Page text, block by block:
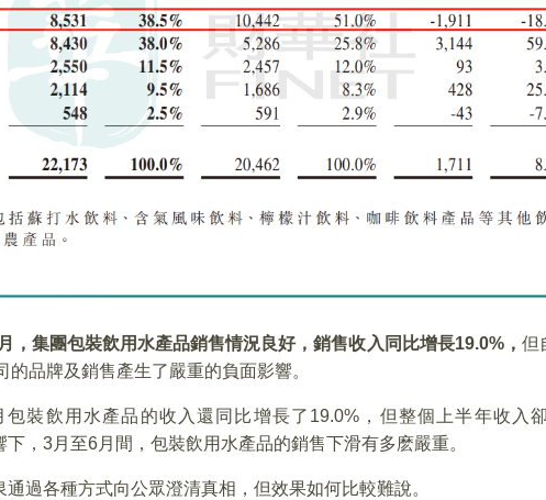
，集團包裝飲用水產品銷售情況良好，銷售收入同比增長19.0%， 但
的品牌及銷售產生了嚴重的負面影響。
裝飲用水產品的收入還同比增長了19.0%，但整個上半年收入
，3月至6月間，包裝飲用水產品的銷售下滑有多麽嚴重。
過各種方式向公眾澄清真相，但效果如何比較難說。